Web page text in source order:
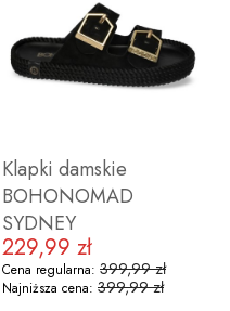
36 37 39 41
Klapki damskie
BOHONOMAD
SYDNEY
Cena promocyjna
229,99 zł
Cena regularna: 399,99 zł
Najniższa cena: 399,99 zł
ZOBACZ PRODUKT